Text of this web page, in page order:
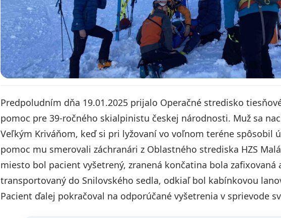
Predpoludním dňa 19.01.2025 prijalo Operačné stredisko
pomoc pre 39-ročného skialpinistu českej národnosti. Muž sa
Veľkým Kriváňom, keď si pri lyžovaní vo voľnom teréne spôsobil
pomoc mu smerovali záchranári z Oblastného strediska HZS
miesto bol pacient vyšetrený, zranená končatina bola zafixovaná
transportovaný do Snilovského sedla, odkiaľ bol kabínkovou
Pacient ďalej pokračoval na odporúčané vyšetrenia v sprievode